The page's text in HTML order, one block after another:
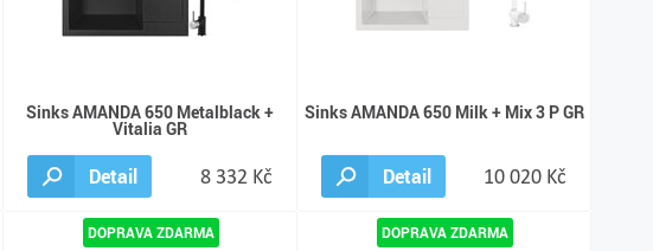
Sinks AMANDA 650 Metalblack +
Vitalia GR
Detail 8 332 Kč
Sinks AMANDA 650 Milk + Mix 3 P GR
Detail 10 020 Kč